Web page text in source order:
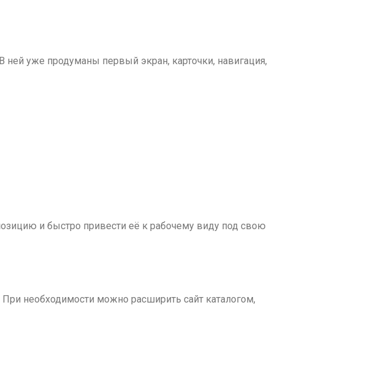
ней уже продуманы первый экран, карточки, навигация,
и быстро привести её к рабочему виду под свою
необходимости можно расширить сайт каталогом,